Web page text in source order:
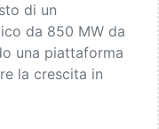
di un
da 850 MW da
una piattaforma
la crescita in